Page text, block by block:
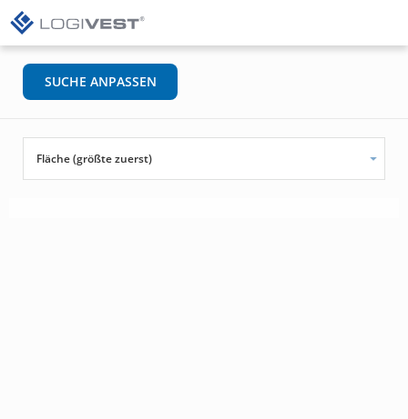
SUCHE ANPASSEN